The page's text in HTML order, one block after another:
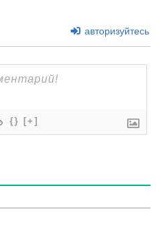
авторизуйтесь
{} [+]